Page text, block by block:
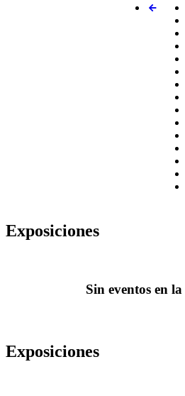
Exposiciones
Sin eventos en
Exposiciones